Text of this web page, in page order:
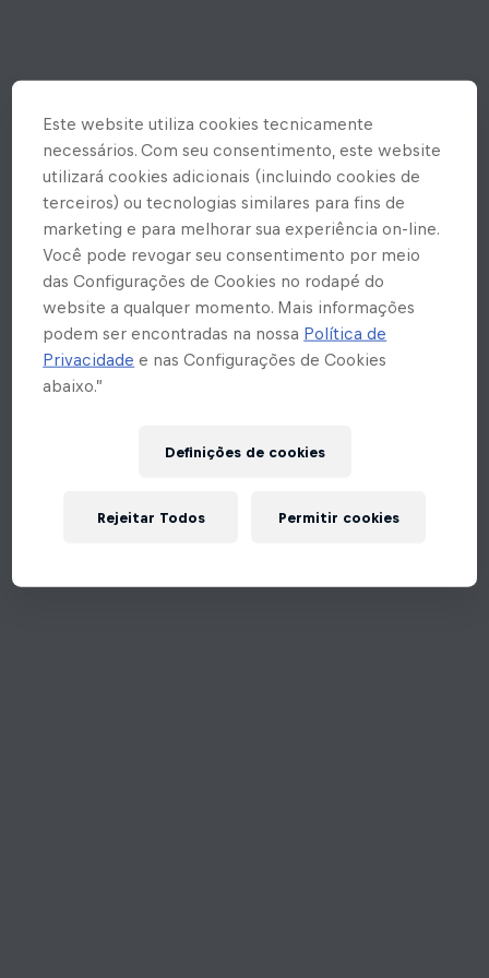
aqui
Este website utiliza cookies tecnicamente
necessários. Com seu consentimento, este website
utilizará cookies adicionais (incluindo cookies de
terceiros) ou tecnologias similares para fins de
marketing e para melhorar sua experiência on-line.
Você pode revogar seu consentimento por meio
das Configurações de Cookies no rodapé do
website a qualquer momento. Mais informações
podem ser encontradas na nossa Política de
Privacidade e nas Configurações de Cookies
abaixo.”
Definições de cookies
Rejeitar Todos Permitir cookies